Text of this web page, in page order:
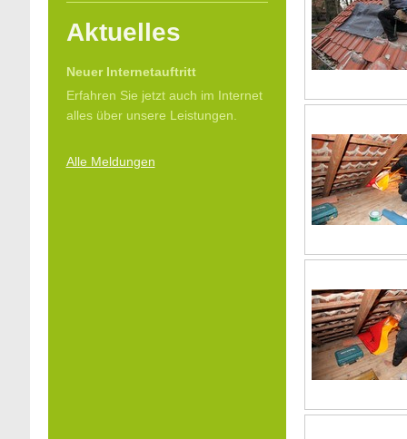
Aktuelles
Neuer Internetauftritt
Erfahren Sie jetzt auch im Internet
alles über unsere Leistungen.
Alle Meldungen